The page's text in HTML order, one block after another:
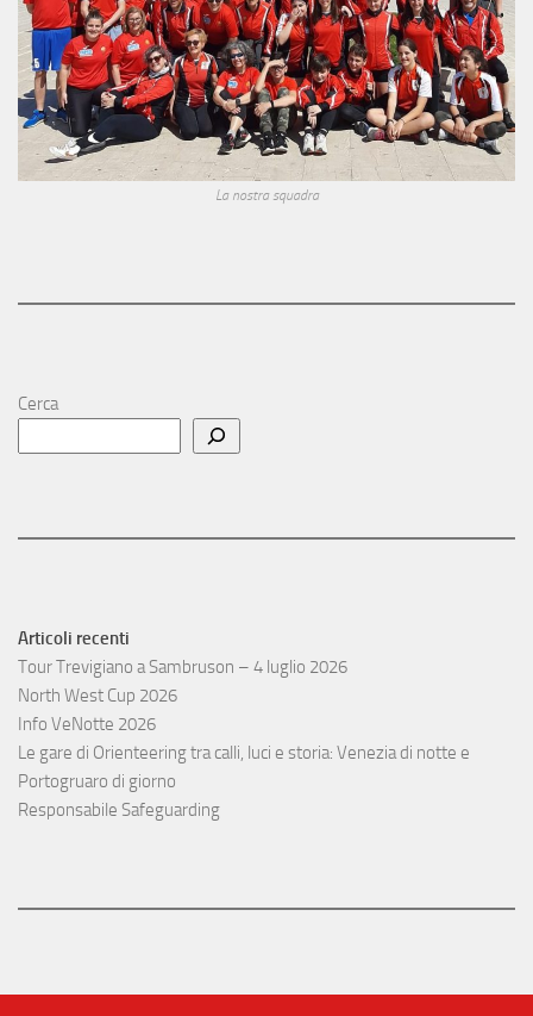
La nostra squadra
Cerca
Articoli recenti
Tour Trevigiano a Sambruson – 4 luglio 2026
North West Cup 2026
Info VeNotte 2026
Le gare di Orienteering tra calli, luci e storia: Venezia di notte e
Portogruaro di giorno
Responsabile Safeguarding